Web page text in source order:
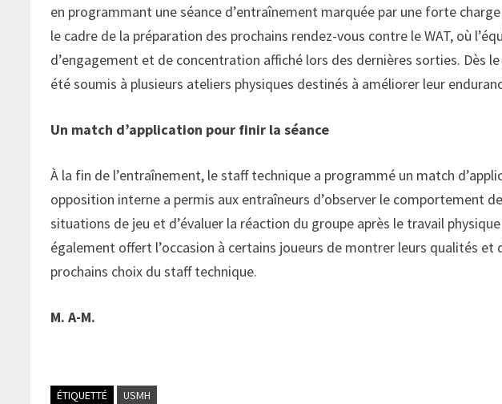
en programmant une séance d’entraînement marquée par une forte
le cadre de la préparation des prochains rendez-vous contre le WAT, où
d’engagement et de concentration affiché lors des dernières sorties. Dès
été soumis à plusieurs ateliers physiques destinés à améliorer leur
Un match d’application pour finir la séance
À la fin de l’entraînement, le staff technique a programmé un match
opposition interne a permis aux entraîneurs d’observer le comportement
situations de jeu et d’évaluer la réaction du groupe après le travail
également offert l’occasion à certains joueurs de montrer leurs qualités et
prochains choix du staff technique.
M. A-M.
ÉTIQUETTÉ USMH